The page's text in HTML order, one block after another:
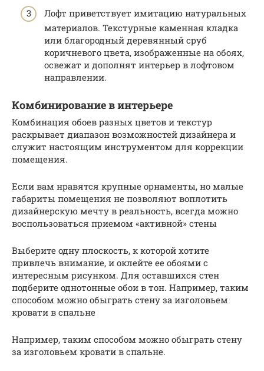
Лофт приветствует имитацию натуральных
материалов. Текстурные каменная кладка
или благородный деревянный сруб
коричневого цвета, изображенные на обоях,
освежат и дополнят интерьер в лофтовом
направлении.
Комбинирование в интерьере
Комбинация обоев разных цветов и текстур
раскрывает диапазон возможностей дизайнера и
служит настоящим инструментом для коррекции
помещения.
Если вам нравятся крупные орнаменты, но малые
габариты помещения не позволяют воплотить
дизайнерскую мечту в реальность, всегда можно
воспользоваться приемом «активной» стены
Выберите одну плоскость, к которой хотите
привлечь внимание, и оклейте ее обоями с
интересным рисунком. Для оставшихся стен
подберите однотонные обои в тон. Например, таким
способом можно обыграть стену за изголовьем
кровати в спальне
Например, таким способом можно обыграть стену
за изголовьем кровати в спальне.